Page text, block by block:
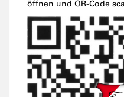
öffnen und QR-Code